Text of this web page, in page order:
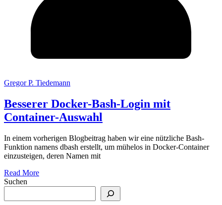
Gregor P. Tiedemann
Besserer Docker-Bash-Login mit
Container-Auswahl
In einem vorherigen Blogbeitrag haben wir eine nützliche Bash-
Funktion namens dbash erstellt, um mühelos in Docker-Container
einzusteigen, deren Namen mit
Read More
Suchen